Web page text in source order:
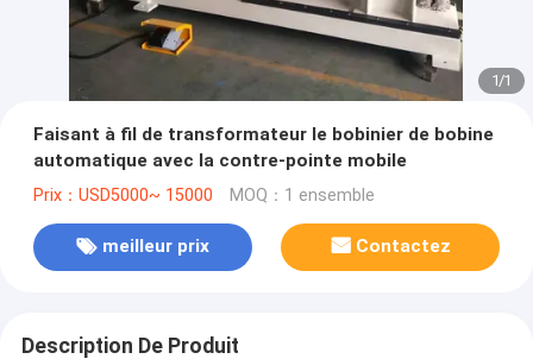
1/1
Faisant à fil de transformateur le bobinier de bobine
automatique avec la contre-pointe mobile
Prix：USD5000~ 15000 MOQ：1 ensemble
meilleur prix Contactez
Description De Produit